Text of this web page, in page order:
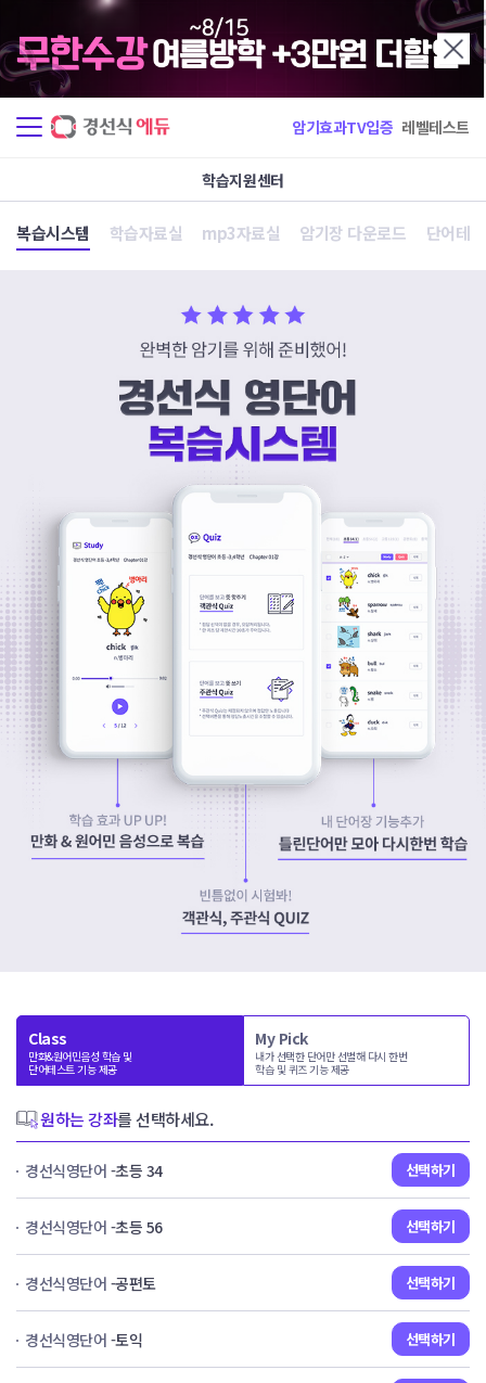
암기효과TV입증 레벨테스트
학습지원센터
복습시스템 학습자료실 mp3자료실 암기장 다운로드 단어테
Class
만화&원어민음성 학습 및
단어테스트 기능 제공
My Pick
내가 선택한 단어만 선별해 다시 한번
학습 및 퀴즈 기능 제공
원하는 강좌를 선택하세요.
경선식영단어 -초등 34 선택하기
경선식영단어 -초등 56 선택하기
경선식영단어 -공편토 선택하기
경선식영단어 -토익 선택하기